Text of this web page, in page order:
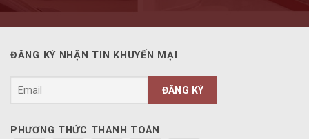
ĐĂNG KÝ NHẬN TIN KHUYẾN MẠI
PHƯƠNG THỨC THANH TOÁN